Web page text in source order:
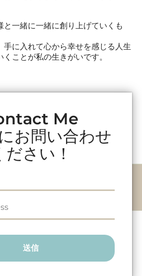
と一緒に一緒に創り上げていくも
手に入れて心から幸せを感じる人生
ことが私の生きがいです。
Me
お問い合わせ
ださい！
送信